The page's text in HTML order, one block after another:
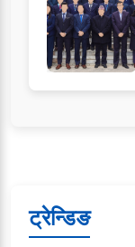
ट्रेन्डिङ